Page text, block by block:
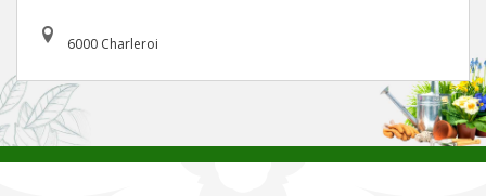
6000 Charleroi